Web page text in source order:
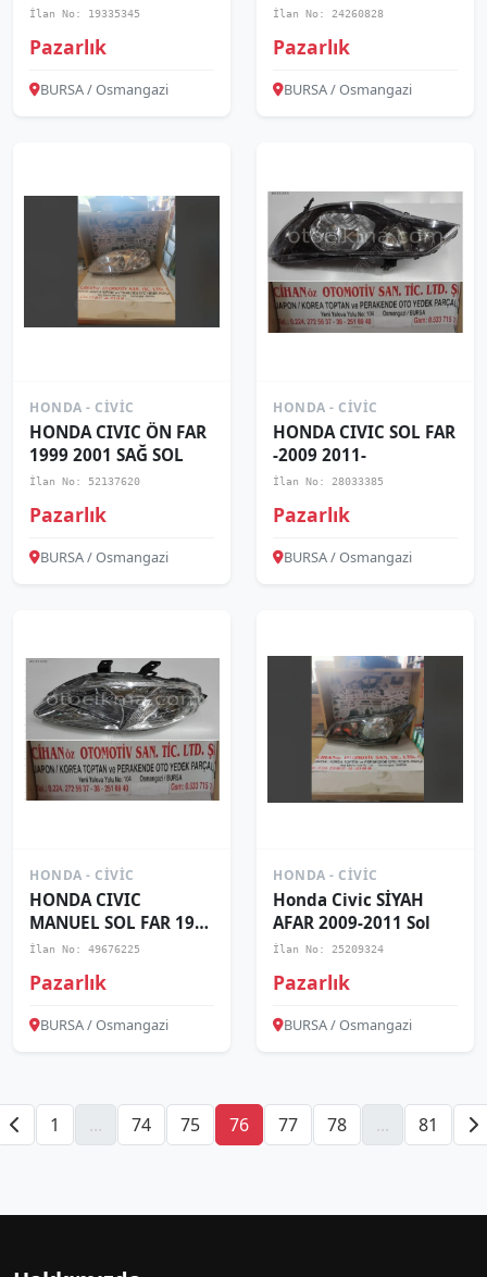
İlan No: 19335345
Pazarlık
BURSA / Osmangazi
İlan No: 24260828
Pazarlık
BURSA / Osmangazi
HONDA - CIVIC
HONDA CIVIC ÖN FAR
1999 2001 SAĞ SOL
İlan No: 52137620
Pazarlık
BURSA / Osmangazi
HONDA - CIVIC
HONDA CIVIC SOL FAR
-2009 2011-
İlan No: 28033385
Pazarlık
BURSA / Osmangazi
HONDA - CIVIC
HONDA CIVIC
MANUEL SOL FAR 1999
2001
İlan No: 49676225
Pazarlık
BURSA / Osmangazi
HONDA - CIVIC
Honda Civic SİYAH
AFAR 2009-2011 Sol
İlan No: 25209324
Pazarlık
BURSA / Osmangazi
1 ... 74 75 76 77 78 ... 81